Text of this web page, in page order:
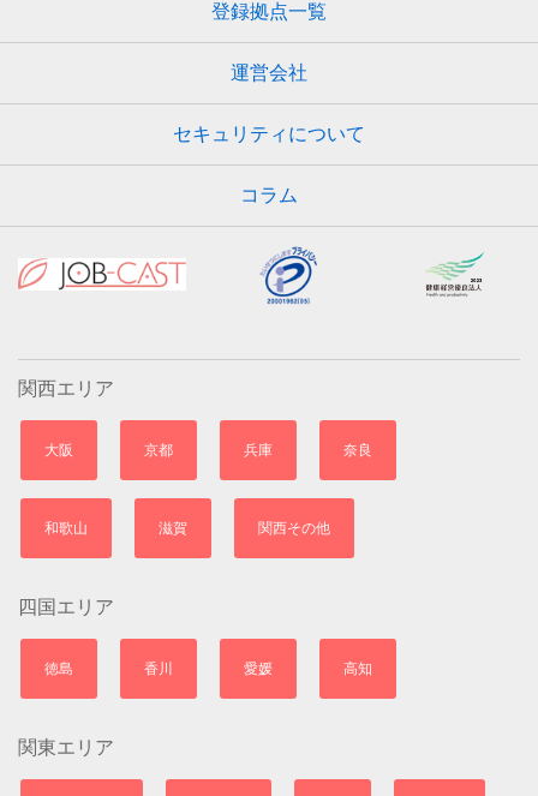
登録拠点一覧
運営会社
セキュリティについて
コラム
関西エリア
大阪 京都 兵庫 奈良
和歌山 滋賀 関西その他
四国エリア
徳島 香川 愛媛 高知
関東エリア